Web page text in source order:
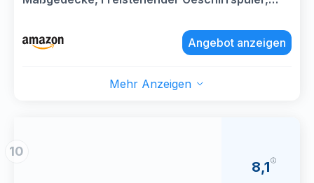
Spültemperaturen, rotes LED-Display,
Watersafe, Weiß
Angebot anzeigen
Mehr Anzeigen
10
8,1